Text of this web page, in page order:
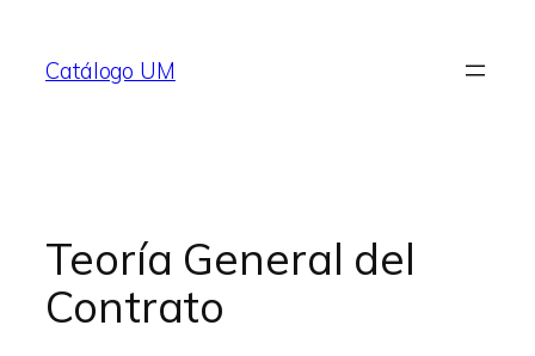
contenido
Catálogo UM
Teoría General del
Contrato